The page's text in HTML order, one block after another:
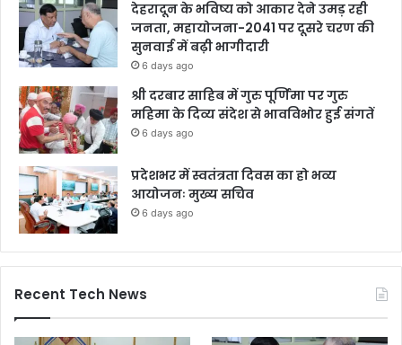
देहरादून के भविष्य को आकार देने उमड़ रही
जनता, महायोजना-2041 पर दूसरे चरण की
सुनवाई में बढ़ी भागीदारी
6 days ago
श्री दरबार साहिब में गुरु पूर्णिमा पर गुरु
महिमा के दिव्य संदेश से भावविभोर हुई संगतें
6 days ago
प्रदेशभर में स्वतंत्रता दिवस का हो भव्य
आयोजनः मुख्य सचिव
6 days ago
Recent Tech News